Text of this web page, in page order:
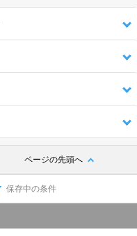
ページの先頭へ
保存中の条件